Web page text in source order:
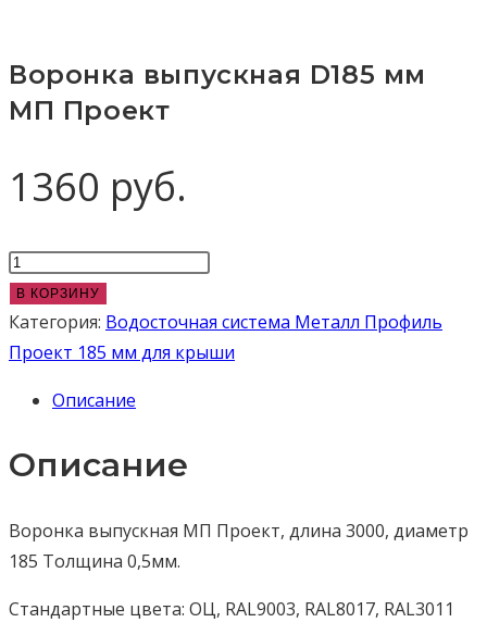
Воронка выпускная D185 мм
МП Проект
1360 руб.
Количество
товара
Воронка
выпускная
Проект
В КОРЗИНУ
Категория: Водосточная система Металл Профиль
Проект 185 мм для крыши
Описание
Описание
Воронка выпускная МП Проект, длина 3000, диаметр
185 Толщина 0,5мм.
Стандартные цвета: ОЦ, RAL9003, RAL8017, RAL3011